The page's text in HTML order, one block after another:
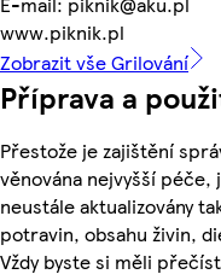
www.piknik.pl
Zobrazit vše Grilování
Příprava a
Přestože je zajištění
věnována nejvyšší
neustále aktualizovány
potravin, obsahu živin,
Vždy byste si měli